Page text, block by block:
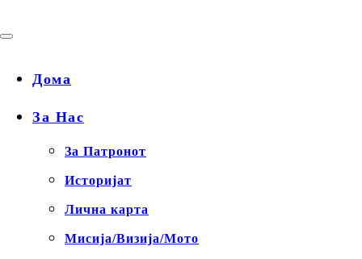
Дома
За Нас
За Патронот
Историјат
Лична карта
Мисија/Визија/Мото